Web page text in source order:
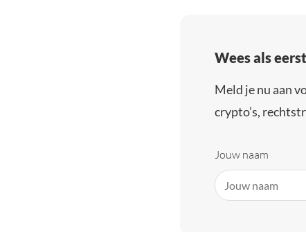
Wees als
Meld je nu aan
crypto’s,
Jouw naam